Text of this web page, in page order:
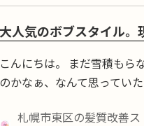
大人気のボブスタイル。
こんにちは。 まだ雪積もら
のかなぁ、なんて思ってい
札幌市東区の髪質改善